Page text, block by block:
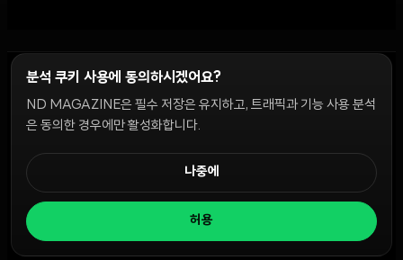
윤리 원칙 Discord 봇캠페인 가이드커뮤니티 랭킹
쿠키 설정
공시 및 정책:
분석 쿠키 사용에 동의하시겠어요?
ND MAGAZINE은 필수 저장은 유지하고, 트래픽과 기능 사용 분석
은 동의한 경우에만 활성화합니다.
나중에
허용